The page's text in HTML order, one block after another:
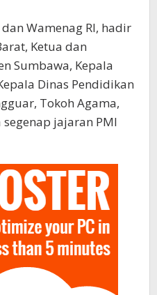
Wamenag RI, hadir
Ketua dan
Sumbawa, Kepala
Dinas Pendidikan
Tokoh Agama,
jajaran PMI